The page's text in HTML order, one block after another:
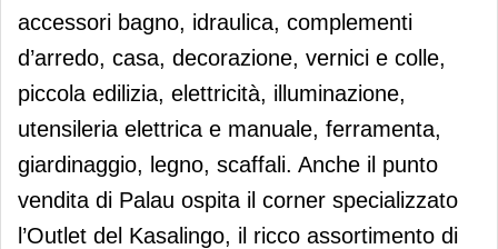
accessori bagno, idraulica, complementi
d’arredo, casa, decorazione, vernici e colle,
piccola edilizia, elettricità, illuminazione,
utensileria elettrica e manuale, ferramenta,
giardinaggio, legno, scaffali. Anche il punto
vendita di Palau ospita il corner specializzato
l’Outlet del Kasalingo, il ricco assortimento di